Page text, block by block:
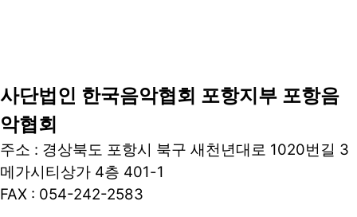
사단법인 한국음악협회 포항지부 포항음
악협회​
주소 : 경상북도 포항시 북구 새천년대로 1020번길 3
메가시티상가 4층 401-1
FAX : 054-242-2583